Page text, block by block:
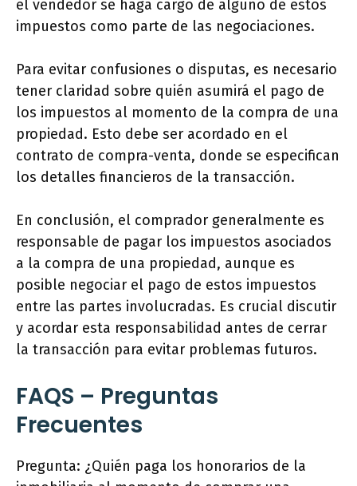
el vendedor se haga cargo de alguno de estos
impuestos como parte de las negociaciones.
Para evitar confusiones o disputas, es necesario
tener claridad sobre quién asumirá el pago de
los impuestos al momento de la compra de una
propiedad. Esto debe ser acordado en el
contrato de compra-venta, donde se especifican
los detalles financieros de la transacción.
En conclusión, el comprador generalmente es
responsable de pagar los impuestos asociados
a la compra de una propiedad, aunque es
posible negociar el pago de estos impuestos
entre las partes involucradas. Es crucial discutir
y acordar esta responsabilidad antes de cerrar
la transacción para evitar problemas futuros.
FAQS – Preguntas
Frecuentes
Pregunta: ¿Quién paga los honorarios de la